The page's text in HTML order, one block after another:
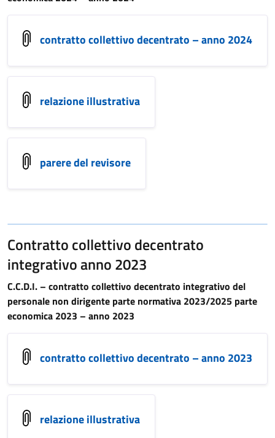
contratto collettivo decentrato – anno 2024
relazione illustrativa
parere del revisore
Contratto collettivo decentrato
integrativo anno 2023
C.C.D.I. – contratto collettivo decentrato integrativo del
personale non dirigente parte normativa 2023/2025 parte
economica 2023 – anno 2023
contratto collettivo decentrato – anno 2023
relazione illustrativa